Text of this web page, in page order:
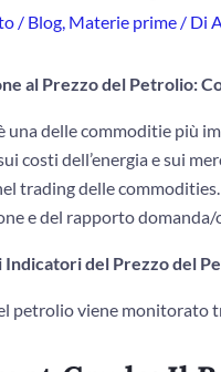
/ Blog, Materie prime/ Di
al Prezzo del Petrolio:
una delle commoditie più
costi dell’energia e sui
trading delle
e del rapporto domanda/
Indicatori del Prezzo del
petrolio viene monitorato